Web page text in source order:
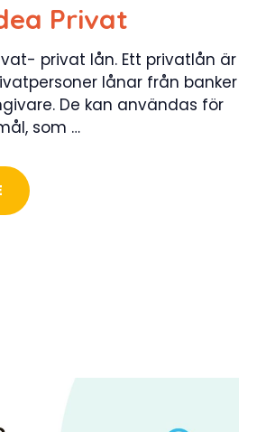
Privat
privat lån. Ett privatlån är
lånar från banker
De kan användas för
som …